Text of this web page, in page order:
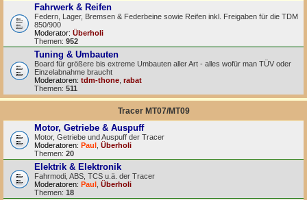
Fahrwerk & Reifen
Federn, Lager, Bremsen & Federbeine sowie Reifen inkl. Freigaben für die TDM
850/900
Moderator: Überholi
Themen: 952
Tuning & Umbauten
Board für größere bis extreme Umbauten aller Art - alles wofür man TÜV oder
Einzelabnahme braucht
Moderatoren: tdm-thone rabat
Themen: 511
Tracer MT07/MT09
Motor, Getriebe & Auspuff
Motor, Getriebe und Auspuff der Tracer
Moderatoren: Paul Überholi
Themen: 20
Elektrik & Elektronik
Fahrmodi, ABS, TCS u.ä. der Tracer
Moderatoren: Paul Überholi
Themen: 18